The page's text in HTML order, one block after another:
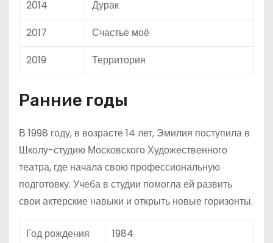
2014
Дурак
2017
Счастье моё
2019
Территория
Ранние годы
В 1998 году, в возрасте 14 лет, Эмилия поступила в
Школу-студию Московского Художественного
театра, где начала свою профессиональную
подготовку. Учеба в студии помогла ей развить
свои актерские навыки и открыть новые горизонты.
Год рождения
1984